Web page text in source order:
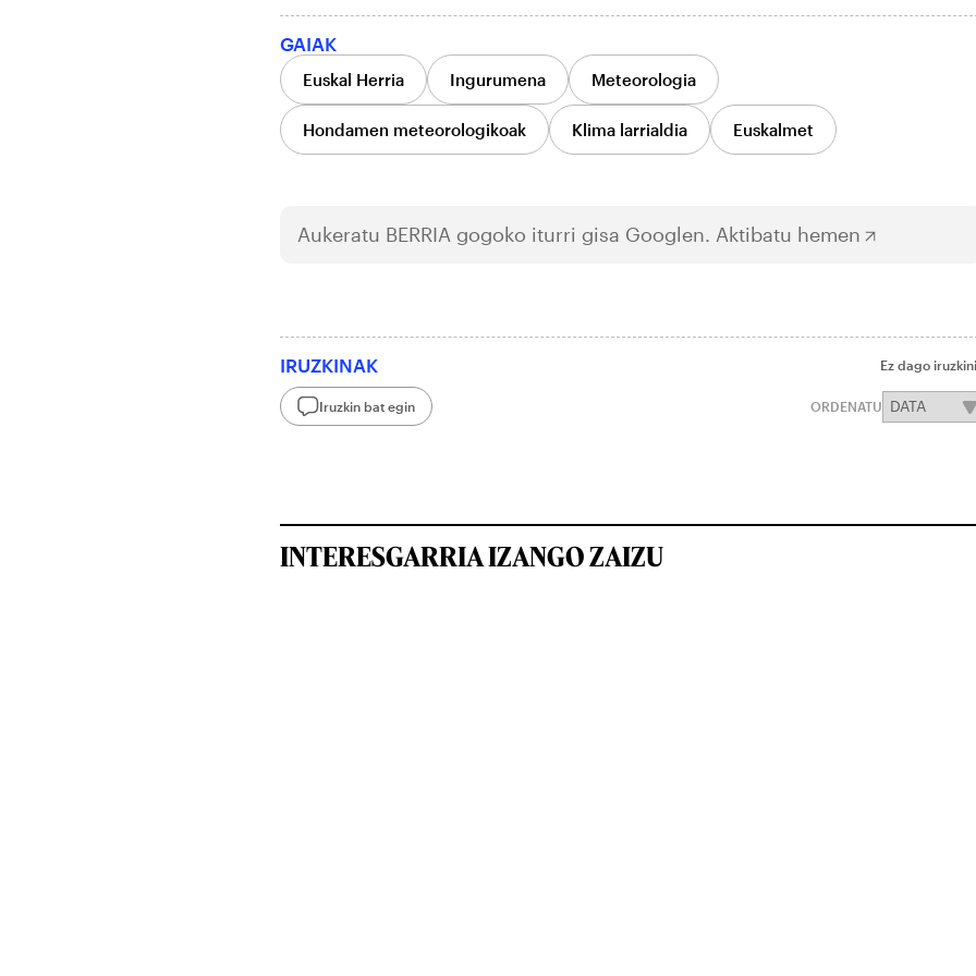
GAIAK
Euskal Herria Ingurumena Meteorologia
Hondamen meteorologikoak Klima larrialdia Euskalmet
Aukeratu BERRIA gogoko iturri gisa Googlen. Aktibatu hemen
IRUZKINAK Ez dago
Iruzkin bat egin ORDENATU
INTERESGARRIA IZANGO ZAIZU